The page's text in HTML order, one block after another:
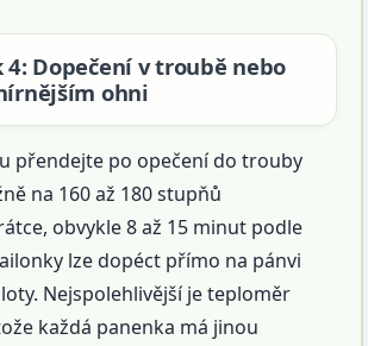
4: Dopečení v troubě nebo
ohni
přendejte po opečení do trouby
na 160 až 180 stupňů
obvykle 8 až 15 minut podle
lze dopéct přímo na pánvi
Nejspolehlivější je teploměr
každá panenka má jinou